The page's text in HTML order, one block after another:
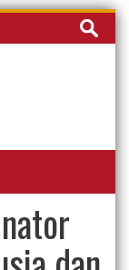
Cari
untuk: